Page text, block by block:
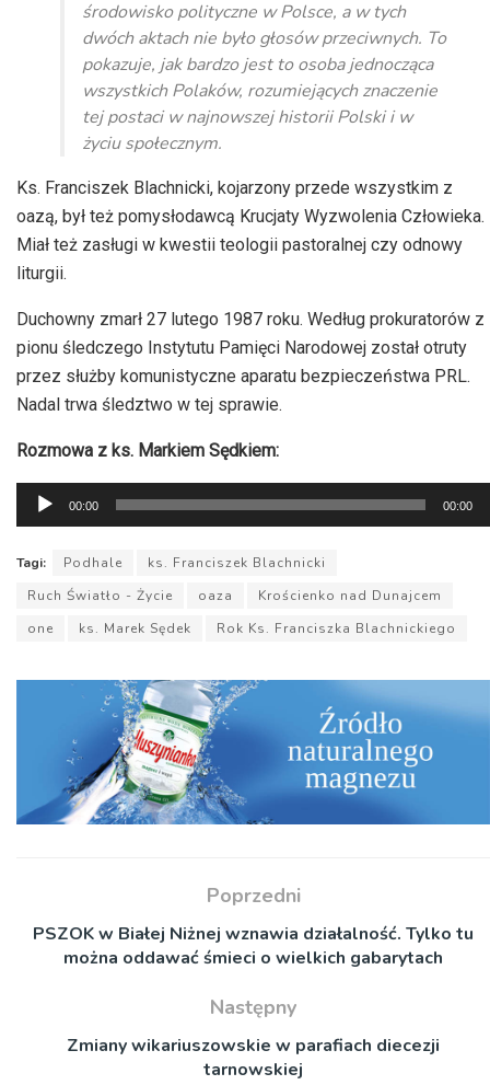
środowisko polityczne w Polsce, a w tych
dwóch aktach nie było głosów przeciwnych. To
pokazuje, jak bardzo jest to osoba jednocząca
wszystkich Polaków, rozumiejących znaczenie
tej postaci w najnowszej historii Polski i w
życiu społecznym.
Ks. Franciszek Blachnicki, kojarzony przede wszystkim z
oazą, był też pomysłodawcą Krucjaty Wyzwolenia Człowieka.
Miał też zasługi w kwestii teologii pastoralnej czy odnowy
liturgii.
Duchowny zmarł 27 lutego 1987 roku. Według prokuratorów z
pionu śledczego Instytutu Pamięci Narodowej został otruty
przez służby komunistyczne aparatu bezpieczeństwa PRL.
Nadal trwa śledztwo w tej sprawie.
Rozmowa z ks. Markiem Sędkiem:
Odtwarzacz
plików
dźwiękowych
00:00 00:00
Tagi: Podhale
ks. Franciszek Blachnicki
Ruch Światło - Życie
oaza
Krościenko nad Dunajcem
one
ks. Marek Sędek Rok Ks. Franciszka Blachnickiego
Poprzedni
PSZOK w Białej Niżnej wznawia działalność. Tylko tu
można oddawać śmieci o wielkich gabarytach
Następny
Zmiany wikariuszowskie w parafiach diecezji
tarnowskiej